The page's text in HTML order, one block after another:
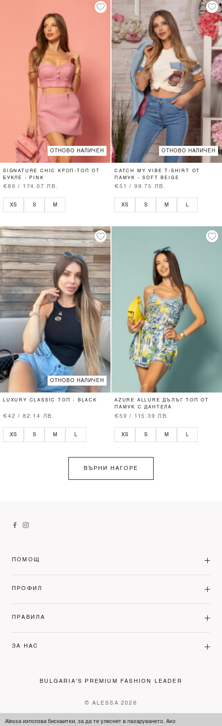
ОТНОВО НАЛИЧЕН
SIGNATURE CHIC КРОП-ТОП ОТ
БУКЛЕ - PINK
€89 / 174.07 ЛВ.
XS S M
ОТНОВО НАЛИЧЕН
CATCH MY VIBE T-SHIRT ОТ
ПАМУК - SOFT BEIGE
€51 / 99.75 ЛВ.
XS S M L
ОТНОВО НАЛИЧЕН
LUXURY CLASSIC ТОП - BLACK
€42 / 82.14 ЛВ.
XS S M
AZURE ALLURE ДЪЛЪГ ТОП ОТ
ПАМУК С ДАНТЕЛА
€59 / 115.39 ЛВ.
XS S M
ВЪРНИ НАГОРЕ
Alessa използва бисквитки, за да те улеснят в пазаруването. Ако
ПОМОЩ
ПРОФИЛ
ПРАВИЛА
ЗА НАС
BULGARIA'S PREMIUM FASHION LEADER
© ALESSA 2026